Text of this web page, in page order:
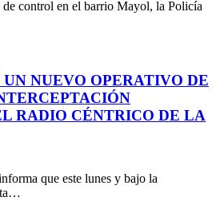
control en el barrio Mayol, la Policía
NUEVO OPERATIVO DE
RADIO CÉNTRICO DE LA
que este lunes y bajo la